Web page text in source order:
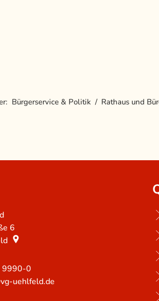
Bürgerservice & Politik Rathaus und
6
9990-0
uehlfeld.de